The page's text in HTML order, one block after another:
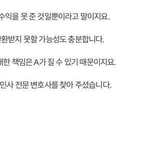
익을 못 준 것일뿐이라고 말이지요.
받지 못할 가능성도 충분합니다.
책임은 A가 질 수 있기 때문이지요.
사 전문 변호사를 찾아 주셨습니다.